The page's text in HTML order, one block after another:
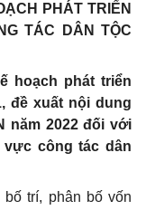
PHÁT TRIỂN
TÁC DÂN TỘC
hoạch phát triển
đề xuất nội dung
năm 2022 đối với
công tác dân
trí, phân bố vốn